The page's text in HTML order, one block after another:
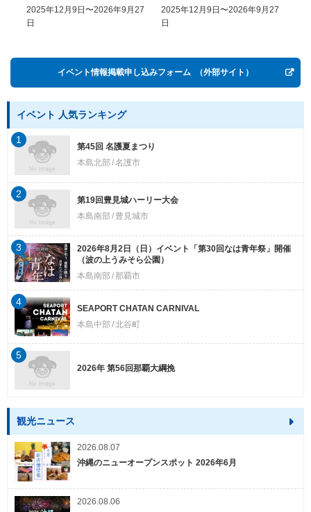
COME, EASY GO － The
History of Money in
2025年12月9日〜2026年9月27
日
2025年12月9日〜2026年9月27
日
イベント情報掲載申し込みフォーム （外部サイト）
イベント 人気ランキング
第45回 名護夏まつり
本島北部 名護市
1
第19回豊見城ハーリー大会
本島南部
豊見城市
2
2026年8月2日（日）イベント「第30回なは青年祭」開催
（波の上うみそら公園）
本島南部
那覇市
3
SEAPORT CHATAN CARNIVAL
本島中部 北谷町
4
2026年 第56回那覇大綱挽
5
観光ニュース
2026.08.07
沖縄のニューオープンスポット 2026年6月
2026.08.06